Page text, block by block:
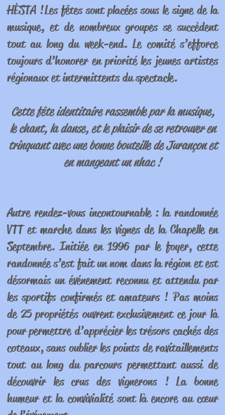
HÈSTA ! Les fêtes sont placées sous le signe de la
musique, et de nombreux groupes se succèdent
tout au long du week-end. Le comité s’efforce
toujours d’honorer en priorité les jeunes artistes
régionaux et intermittents du spectacle.
Cette fête identitaire rassemble par la musique,
le chant, la danse, et le plaisir de se retrouver en
trinquant avec une bonne bouteille de Jurançon et
en mangeant un nhac !
Autre rendez-vous incontournable : la randonnée
VTT et marche dans les vignes de la Chapelle en
Septembre. Initiée en 1996 par le foyer, cette
randonnée s’est fait un nom dans la région et est
désormais un événement reconnu et attendu par
les sportifs confirmés et amateurs ! Pas moins
de 25 propriétés ouvrent exclusivement ce jour là
pour permettre d’apprécier les trésors cachés des
coteaux, sans oublier les points de ravitaillements
tout au long du parcours permettant aussi de
découvrir les crus des vignerons ! La bonne
humeur et la convivialité sont là encore au cœur